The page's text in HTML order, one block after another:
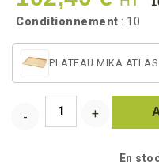
Conditionnement : 10
PLATEAU MIKA
En